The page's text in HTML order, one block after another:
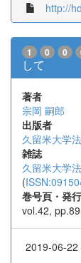
http://
1 0 0
して
著者
宗岡 嗣郎
出版者
久留米大学
雑誌
久留米大学
(
巻号頁・発
vol.42,
2019-06-22